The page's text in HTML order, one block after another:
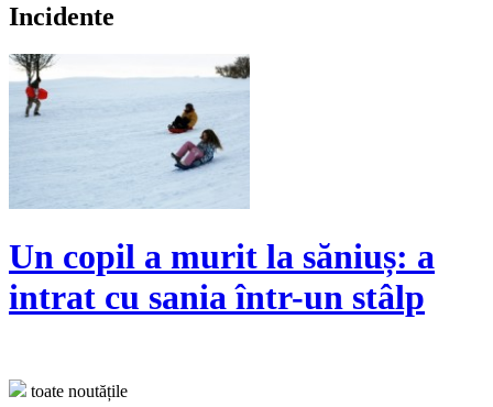
Incidente
Un copil a murit la săniuș: a
intrat cu sania într-un stâlp
toate noutățile